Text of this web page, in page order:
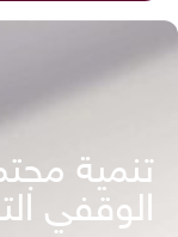
تنمية
الوقفي